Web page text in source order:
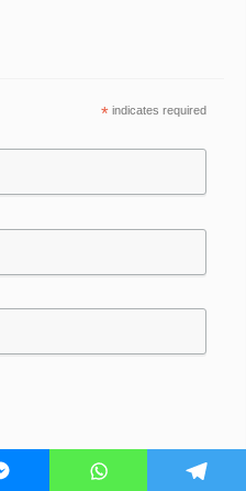
* indicates required